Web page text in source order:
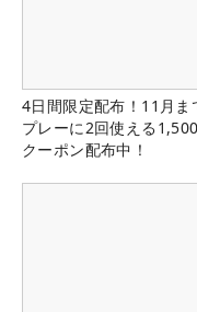
4日間限定配布！11月ま
プレーに2回使える
クーポン配布中！